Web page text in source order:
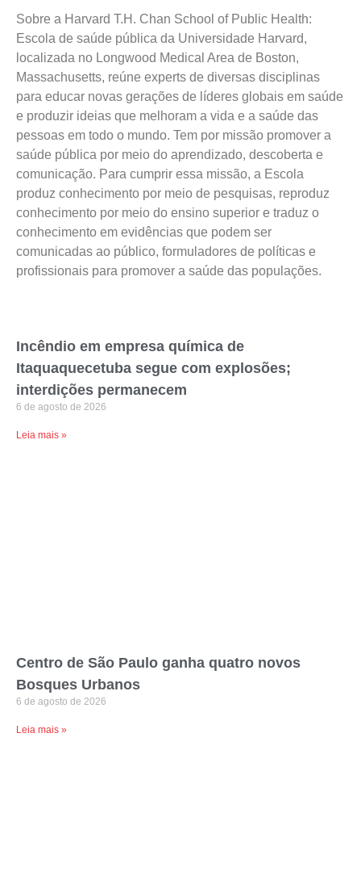
Sobre a Harvard T.H. Chan School of Public Health:
Escola de saúde pública da Universidade Harvard,
localizada no Longwood Medical Area de Boston,
Massachusetts, reúne experts de diversas disciplinas
para educar novas gerações de líderes globais em saúde
e produzir ideias que melhoram a vida e a saúde das
pessoas em todo o mundo. Tem por missão promover a
saúde pública por meio do aprendizado, descoberta e
comunicação. Para cumprir essa missão, a Escola
produz conhecimento por meio de pesquisas, reproduz
conhecimento por meio do ensino superior e traduz o
conhecimento em evidências que podem ser
comunicadas ao público, formuladores de políticas e
profissionais para promover a saúde das populações.
Incêndio em empresa química de
Itaquaquecetuba segue com explosões;
interdições permanecem
6 de agosto de 2026
Leia mais »
Centro de São Paulo ganha quatro novos
Bosques Urbanos
6 de agosto de 2026
Leia mais »